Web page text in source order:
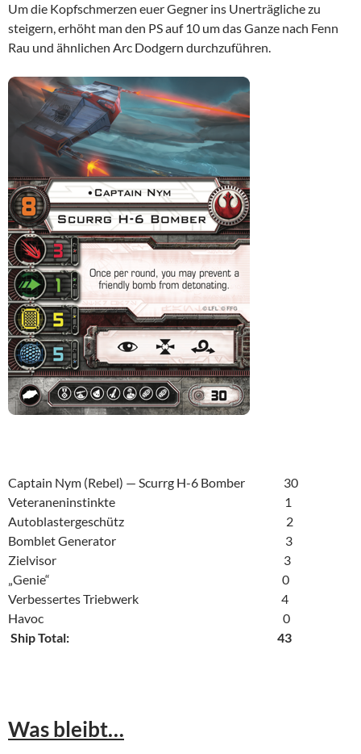
Um die Kopfschmerzen euer Gegner ins Unerträgliche zu
steigern, erhöht man den PS auf 10 um das Ganze nach Fenn
Rau und ähnlichen Arc Dodgern durchzuführen.
Captain Nym (Rebel) — Scurrg H-6 Bomber 30
Veteraneninstinkte 1
Autoblastergeschütz 2
Bomblet Generator 3
Zielvisor 3
„Genie“ 0
Verbessertes Triebwerk 4
Havoc 0
Ship Total: 43
Was bleibt…